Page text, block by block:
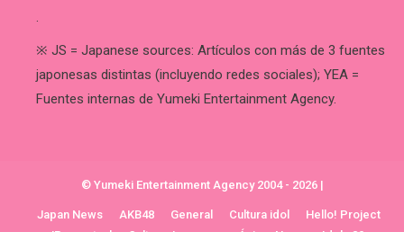
.
※ JS = Japanese sources: Artículos con más de 3 fuentes
japonesas distintas (incluyendo redes sociales); YEA =
Fuentes internas de Yumeki Entertainment Agency.
© Yumeki Entertainment Agency 2004 - 2026 |
Japan News AKB48 General Cultura idol
Hello! Project